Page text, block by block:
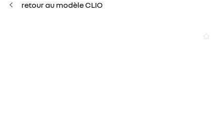
retour au modèle CLIO